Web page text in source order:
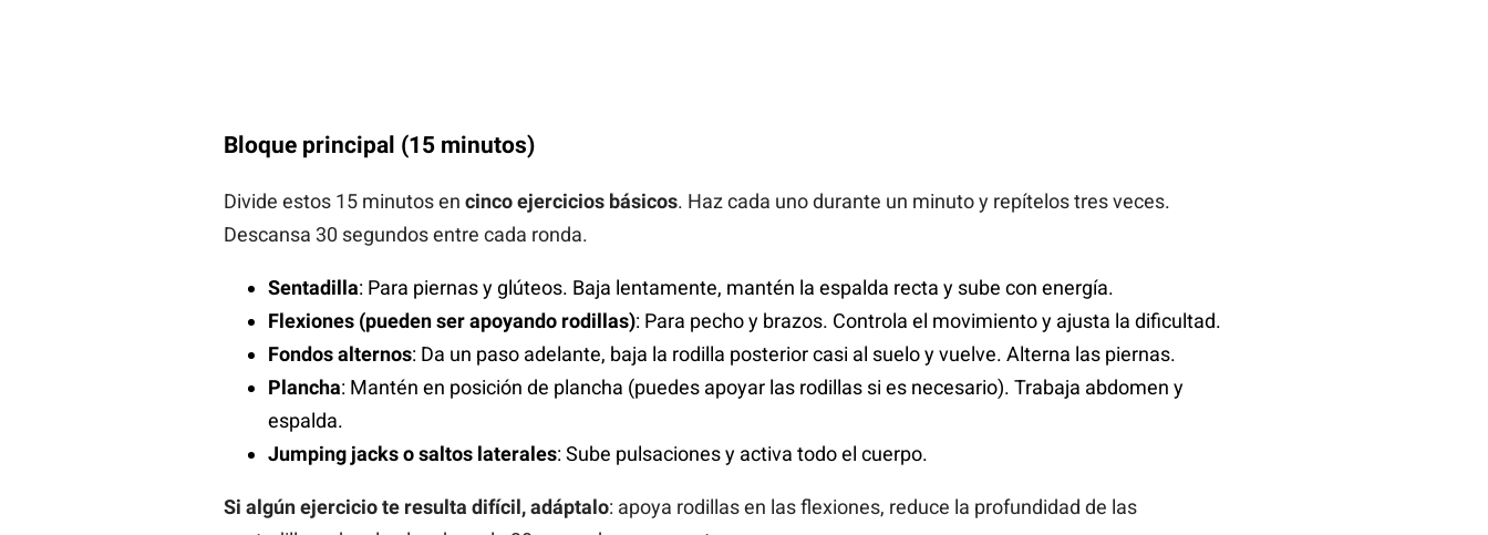
Bloque principal (15 minutos)
Divide estos 15 minutos en cinco ejercicios básicos. Haz cada uno durante un minuto y repítelos tres veces.
Descansa 30 segundos entre cada ronda.
Sentadilla: Para piernas y glúteos. Baja lentamente, mantén la espalda recta y sube con energía.
Flexiones (pueden ser apoyando rodillas): Para pecho y brazos. Controla el movimiento y ajusta la dificultad.
Fondos alternos: Da un paso adelante, baja la rodilla posterior casi al suelo y vuelve. Alterna las piernas.
Plancha: Mantén en posición de plancha (puedes apoyar las rodillas si es necesario). Trabaja abdomen y
espalda.
Jumping jacks o saltos laterales: Sube pulsaciones y activa todo el cuerpo.
Si algún ejercicio te resulta difícil, adáptalo: apoya rodillas en las flexiones, reduce la profundidad de las